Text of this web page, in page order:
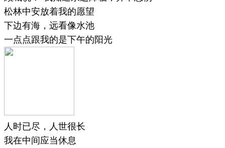
松林中安放着我的愿望
下边有海，远看像水池
一点点跟我的是下午的阳光
人时已尽，人世很长
我在中间应当休息